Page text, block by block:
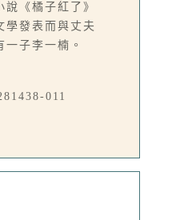
《橘子紅了》
學發表而與丈夫
子李一楠。
011